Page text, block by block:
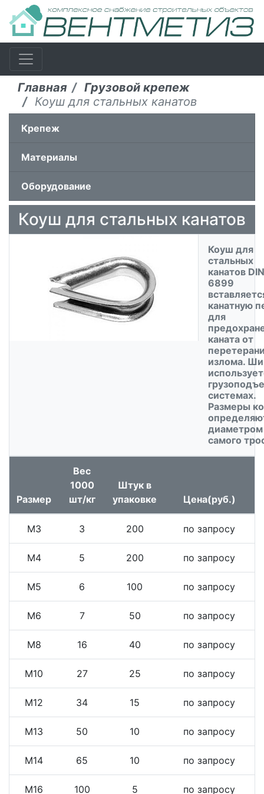
Главная
Грузовой крепеж
Коуш для стальных канатов
Крепеж
Материалы
Оборудование
Коуш для стальных канатов
Коуш для
стальных
канатов DIN
6899
канатную
для
каната от
излома.
системах.
Размеры
диаметром
самого
Размер
Вес
1000
шт/кг
Штук в
упаковке
Цена(руб.)
М3 3 200 по запросу
М4 5 200 по запросу
М5 6 100 по запросу
М6 7 50 по запросу
М8 16 40 по запросу
М10 27 25 по запросу
М12 34 15 по запросу
М13 50 10 по запросу
М14 65 10 по запросу
М16 100 5 по запросу